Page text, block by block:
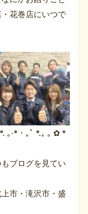
花巻店にいつで
｡·*・｡ﾟ *.｡ ｡ ✿ *
見てい
沢市・盛